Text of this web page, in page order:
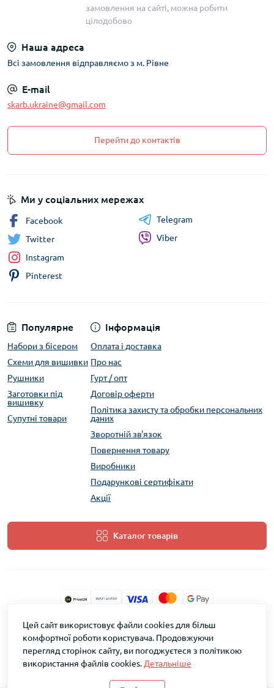
замовлення на сайті, можна робити
цілодобово
Наша адреса
Всі замовлення відправляємо з м. Рівне
E-mail
skarb.ukraine@gmail.com
Перейти до контактів
Популярне
Набори з бісером
Схеми для вишивки
Рушники
Заготовки під
вишивку
Супутні товари
Інформація
Оплата і доставка
Про нас
Гурт / опт
Договір оферти
Політика захисту та обробки персональних
даних
Зворотній зв'язок
Повернення товару
Виробники
Подарункові сертифікати
Акції
Каталог товарів
Ми у соціальних мережах
Facebook
Twitter
Instagram
Pinterest
Telegram
Viber
ТМ Скарб © 2026
Цей сайт використовує файли cookies для більш
комфортної роботи користувача. Продовжуючи
перегляд сторінок сайту, ви погоджуєтеся з політикою
використання файлів cookies. Детальніше